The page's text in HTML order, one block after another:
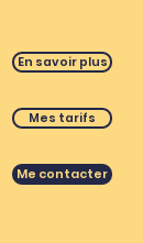
En savoir plus
Mes tarifs
Me contacter